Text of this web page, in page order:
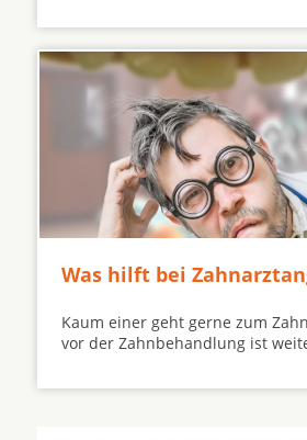
Was hilft bei
Kaum einer geht gerne zum
vor der Zahnbehandlung ist